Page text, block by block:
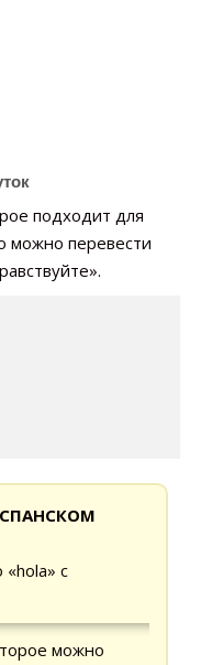
подходит для
можно перевести
с
можно